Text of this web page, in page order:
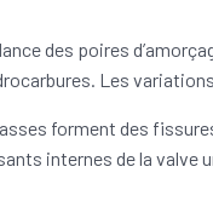
des poires
Les
forment des
internes de la